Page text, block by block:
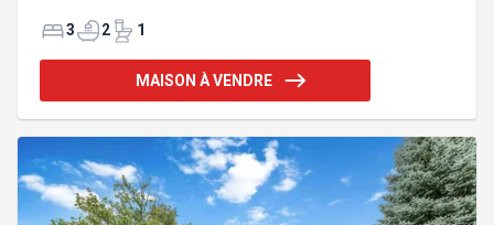
offre un cadre naturel exceptionnel, à seulement 20
d'une terrasse et d'un gazebo dans la cour arrière.
Les nombreuses grandes fenêtres procurent une
salle de couture .Elle est située à distance de
marche du Motel Chelsea et
3 2 1
MAISON À VENDRE